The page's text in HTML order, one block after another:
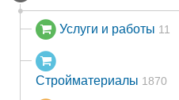
Услуги и работы 11
Стройматериалы 1870